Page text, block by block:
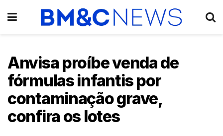
Anvisa proíbe venda de
fórmulas infantis por
contaminação grave,
confira os lotes